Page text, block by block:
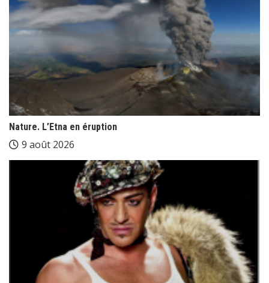
Nature. L’Etna en éruption
9 août 2026